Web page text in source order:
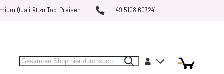
Qualität zu Top-Preisen +49 5108 607241
Search SearchKonto MeinArtikel
Artikel